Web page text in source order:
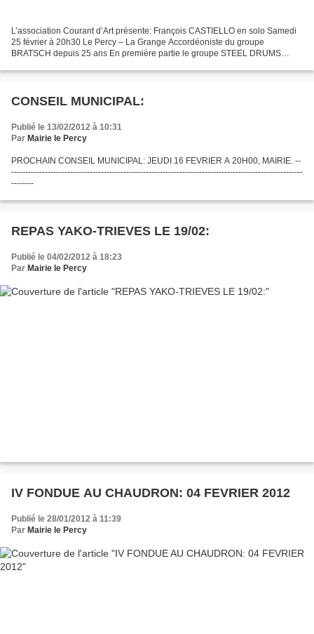
L’association Courant d’Art présente: François CASTIELLO en solo Samedi
25 février à 20h30 Le Percy – La Grange Accordéoniste du groupe
BRATSCH depuis 25 ans En première partie le groupe STEEL DRUMS
CONSEIL MUNICIPAL:
Publié le 13/02/2012 à 10:31
Par Mairie le Percy
PROCHAIN CONSEIL MUNICIPAL: JEUDI 16 FEVRIER A 20H00, MAIRIE. --
--------------------------------------------------------------------------------------------------------
--------
REPAS YAKO-TRIEVES LE 19/02:
Publié le 04/02/2012 à 18:23
Par Mairie le Percy
IV FONDUE AU CHAUDRON: 04 FEVRIER 2012
Publié le 28/01/2012 à 11:39
Par Mairie le Percy